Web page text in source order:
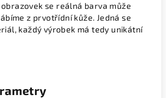
se reálná barva může
z prvotřídní kůže. Jedná se
každý výrobek má tedy unikátní